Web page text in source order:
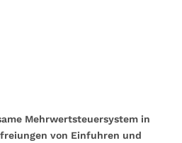
Mehrwertsteuersystem in
von Einfuhren und